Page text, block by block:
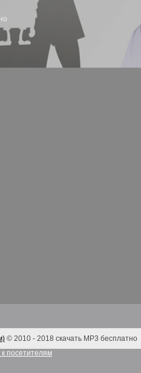
© 2010 - 2018 скачать MP3 бесплатно
посетителям